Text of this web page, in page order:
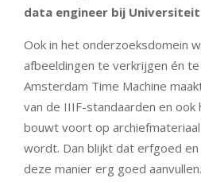
data engineer bij
Ook in het onderzoeksdomein
afbeeldingen te verkrijgen én
Amsterdam Time Machine
van de IIIF-standaarden en ook
bouwt voort op
wordt. Dan blijkt dat erfgoed
deze manier erg goed aanvullen.